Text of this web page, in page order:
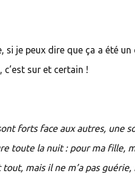
si je peux dire que ça a été
c’est sur et certain !
forts face aux autres, une
toute la nuit : pour ma fille,
mais il ne m’a pas guérie,